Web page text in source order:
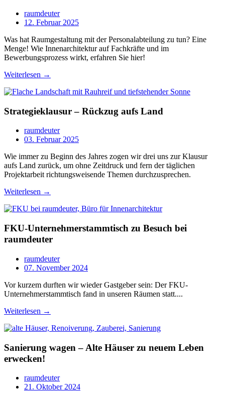
raumdeuter
12. Februar 2025
Was hat Raumgestaltung mit der Personalabteilung zu tun? Eine
Menge! Wie Innenarchitektur auf Fachkräfte und im
Bewerbungsprozess wirkt, erfahren Sie hier!
Weiterlesen →
Strategieklausur – Rückzug aufs Land
raumdeuter
03. Februar 2025
Wie immer zu Beginn des Jahres zogen wir drei uns zur Klausur
aufs Land zurück, um ohne Zeitdruck und fern der täglichen
Projektarbeit richtungsweisende Themen durchzusprechen.
Weiterlesen →
FKU-Unternehmerstammtisch zu Besuch bei
raumdeuter
raumdeuter
07. November 2024
Vor kurzem durften wir wieder Gastgeber sein: Der FKU-
Unternehmerstammtisch fand in unseren Räumen statt....
Weiterlesen →
Sanierung wagen – Alte Häuser zu neuem Leben
erwecken!
raumdeuter
21. Oktober 2024